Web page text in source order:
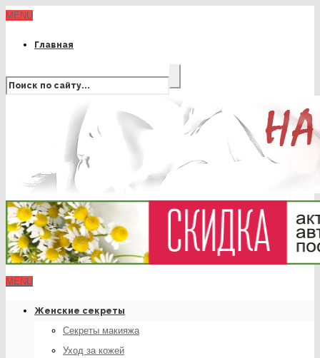
MENU
Главная
MENU
Женские секреты
Секреты макияжа
Уход за кожей